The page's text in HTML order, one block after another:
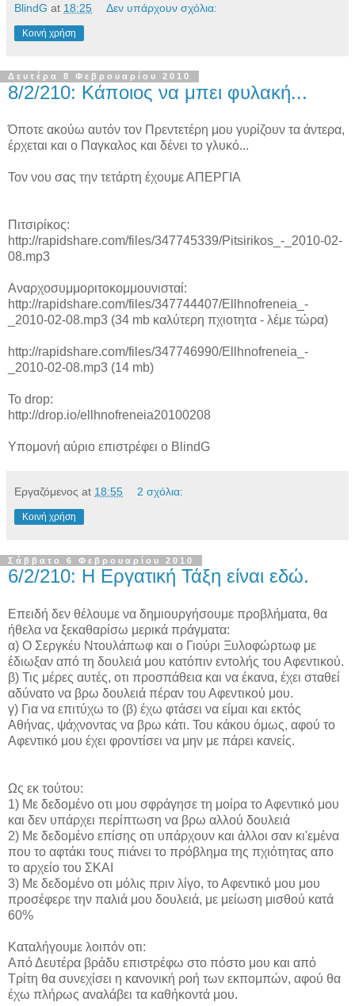
BlindG at 18:25 Δεν υπάρχουν σχόλια:
Κοινή χρήση
Δευτέρα 8 Φεβρουαρίου 2010
8/2/210: Κάποιος να μπει φυλακή...
Όποτε ακούω αυτόν τον Πρεντετέρη μου γυρίζουν τα άντερα,
έρχεται και ο Παγκαλος και δένει το γλυκό...
Τον νου σας την τετάρτη έχουμε ΑΠΕΡΓΙΑ
Πιτσιρίκος:
http://rapidshare.com/files/347745339/Pitsirikos_-_2010-02-
08.mp3
Αναρχοσυμμοριτοκομμουνισταί:
http://rapidshare.com/files/347744407/Ellhnofreneia_-
_2010-02-08.mp3 (34 mb καλύτερη πχιοτητα - λέμε τώρα)
http://rapidshare.com/files/347746990/Ellhnofreneia_-
_2010-02-08.mp3 (14 mb)
To drop:
http://drop.io/ellhnofreneia20100208
Υπομονή αύριο επιστρέφει ο BlindG
Εργαζόμενος at 18:55 2 σχόλια:
Κοινή χρήση
Σάββατο 6 Φεβρουαρίου 2010
6/2/210: H Εργατική Τάξη είναι εδώ.
Επειδή δεν θέλουμε να δημιουργήσουμε προβλήματα, θα
ήθελα να ξεκαθαρίσω μερικά πράγματα:
α) Ο Σεργκέυ Ντουλάπωφ και ο Γιούρι Ξυλοφώρτωφ με
έδιωξαν από τη δουλειά μου κατόπιν εντολής του Αφεντικού.
β) Τις μέρες αυτές, οτι προσπάθεια και να έκανα, έχει σταθεί
αδύνατο να βρω δουλειά πέραν του Αφεντικού μου.
γ) Για να επιτύχω το (β) έχω φτάσει να είμαι και εκτός
Αθήνας, ψάχνοντας να βρω κάτι. Του κάκου όμως, αφού το
Αφεντικό μου έχει φροντίσει να μην με πάρει κανείς.
Ως εκ τούτου:
1) Με δεδομένο οτι μου σφράγησε τη μοίρα το Αφεντικό μου
και δεν υπάρχει περίπτωση να βρω αλλού δουλειά
2) Με δεδομένο επίσης οτι υπάρχουν και άλλοι σαν κι'εμένα
που το αφτάκι τους πιάνει το πρόβλημα της πχιότητας απο
το αρχείο του ΣΚΑΙ
3) Με δεδομένο οτι μόλις πριν λίγο, το Αφεντικό μου μου
προσέφερε την παλιά μου δουλειά, με μείωση μισθού κατά
60%
Καταλήγουμε λοιπόν οτι:
Από Δευτέρα βράδυ επιστρέφω στο πόστο μου και από
Τρίτη θα συνεχίσει η κανονική ροή των εκπομπών, αφού θα
έχω πλήρως αναλάβει τα καθήκοντά μου.